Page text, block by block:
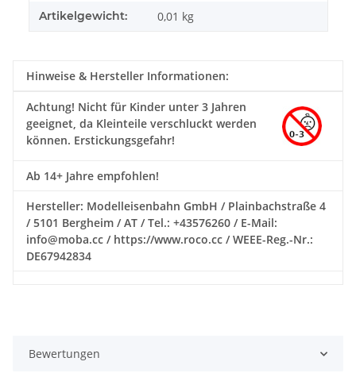
Artikelgewicht: 0,01 kg
Hinweise & Hersteller Informationen:
Achtung! Nicht für Kinder unter 3 Jahren
geeignet, da Kleinteile verschluckt werden
können. Erstickungsgefahr!
Ab 14+ Jahre empfohlen!
Hersteller: Modelleisenbahn GmbH / Plainbachstraße 4
/ 5101 Bergheim / AT / Tel.: +43576260 / E-Mail:
info@moba.cc / https://www.roco.cc / WEEE-Reg.-Nr.:
DE67942834
Bewertungen